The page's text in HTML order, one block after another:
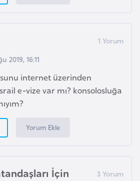
2019, 16:11
internet üzerinden
e-vize var mı? konsolosluğa
Yorum Ekle
İçin